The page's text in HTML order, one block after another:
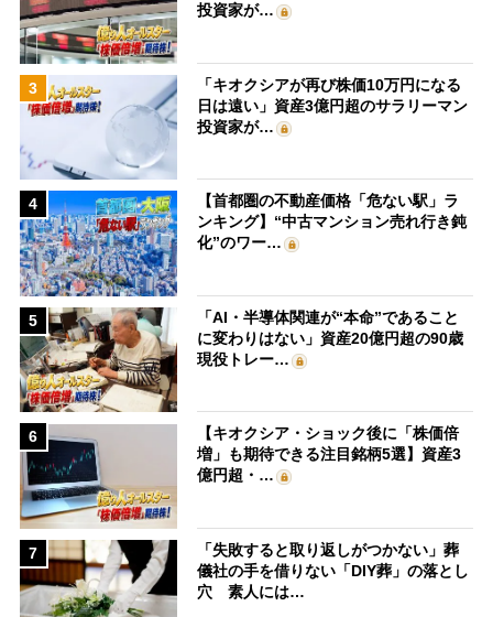
投資家が…
3
「キオクシアが再び株価10万円になる
日は遠い」資産3億円超のサラリーマン
投資家が…
4
【首都圏の不動産価格「危ない駅」ラ
ンキング】“中古マンション売れ行き鈍
化”のワー…
5
「AI・半導体関連が“本命”であること
に変わりはない」資産20億円超の90歳
現役トレー…
6
【キオクシア・ショック後に「株価倍
増」も期待できる注目銘柄5選】資産3
億円超・…
7
「失敗すると取り返しがつかない」葬
儀社の手を借りない「DIY葬」の落とし
穴 素人には…